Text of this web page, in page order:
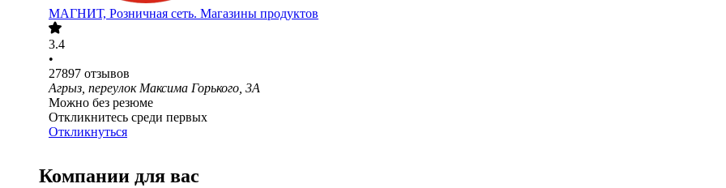
МАГНИТ, Розничная сеть. Магазины продуктов
3.4
•
27897 отзывов
Агрыз, переулок Максима Горького, 3А
Можно без резюме
Откликнитесь среди первых
Откликнуться
Компании для вас